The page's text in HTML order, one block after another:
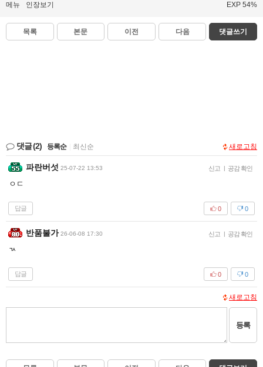
메뉴 인장보기 EXP 54%
목록 본문 이전 다음 댓글쓰기
댓글(2) 등록순 최신순 새로고침
파란버섯 25-07-22 13:53 신고 공감 확인
ㅇㄷ
답글 0
0
반품불가 26-06-08 17:30 신고 공감 확인
ㄳ
답글 0
0
새로고침
등록